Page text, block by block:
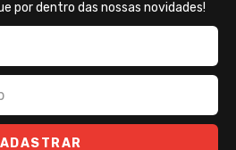
por dentro das nossas novidades!